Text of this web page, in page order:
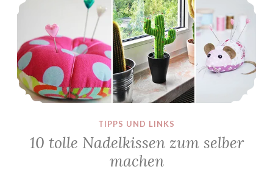
TIPPS UND LINKS
10 tolle Nadelkissen zum selber
machen